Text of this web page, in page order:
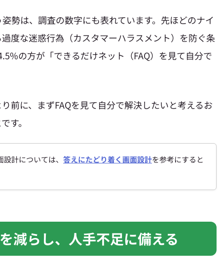
勢は、調査の数字にも表れています。先ほどのナイ
度な迷惑行為（カスタマーハラスメント）を防ぐ条
の方が「できるだけネット（FAQ）を見て自分で
前に、まずFAQを見て自分で解決したいと考えるお
す。
計については、 答えにたどり着く画面設計を参考にすると
減らし、人手不足に備える